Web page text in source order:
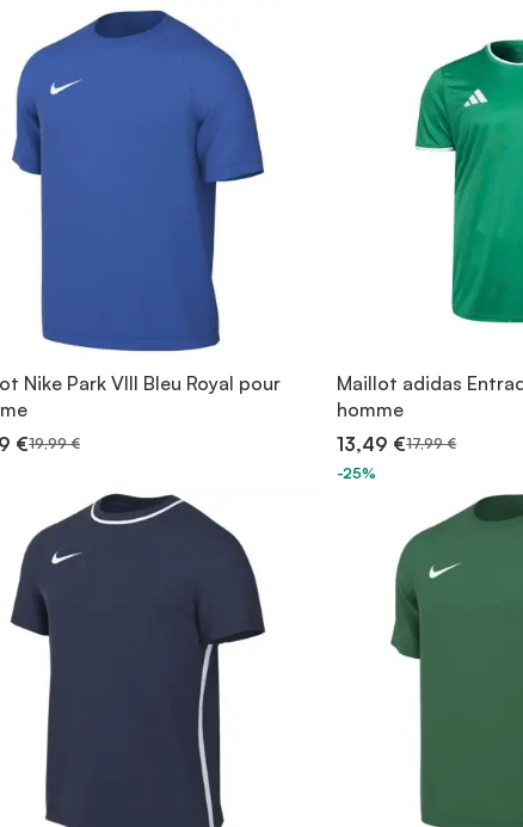
Nike Park VIII Bleu Royal pour
€19,99 €
Maillot adidas
homme
13,49 €17,99 €
-25%